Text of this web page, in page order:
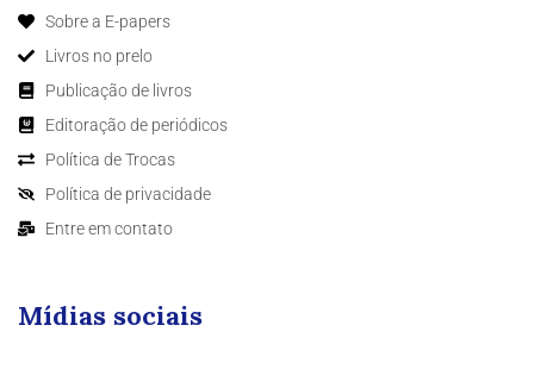
Sobre a E-papers
Livros no prelo
Publicação de livros
Editoração de periódicos
Política de Trocas
Política de privacidade
Entre em contato
Mídias sociais